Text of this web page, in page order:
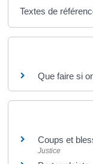
Textes de
Que faire si
Coups et
Justice